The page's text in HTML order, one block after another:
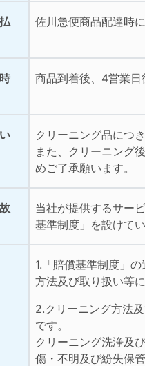
佐川急便商品配達時
商品到着後、4営業
クリーニング品につ
また、クリーニング
めご了承願います。
当社が提供するサー
基準制度」を設けてい
1.「賠償基準制度」
方法及び取り扱い等
2.クリーニング方法
です。
クリーニング洗浄及
傷・不明及び紛失保